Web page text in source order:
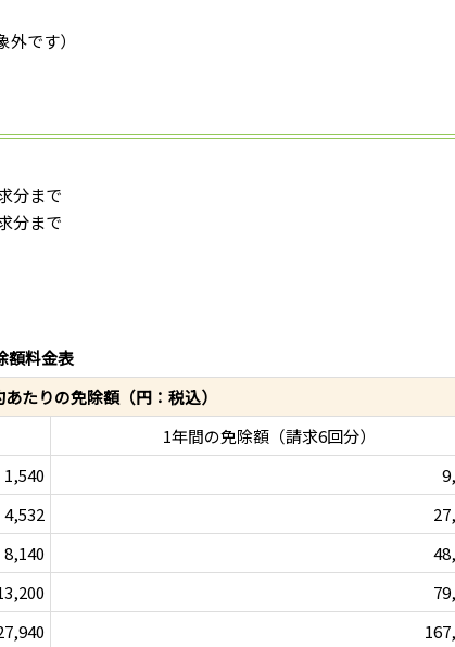
です）
分まで
分まで
額料金表
あたりの免除額（円：税込）
1年間の免除額（請求6回分）
1,540
4,532
8,140